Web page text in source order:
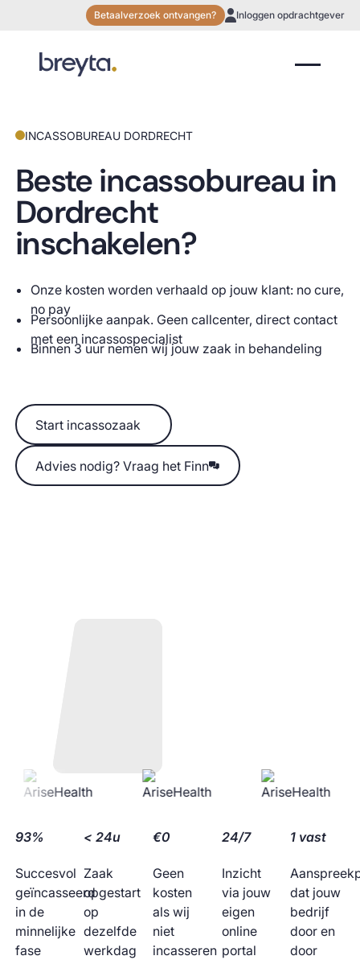
Betaalverzoek ontvangen? Inloggen opdrachtgever
INCASSOBUREAU DORDRECHT
Beste incassobureau in
Dordrecht
inschakelen?
Onze kosten worden verhaald op jouw klant: no cure,
no pay
Persoonlijke aanpak. Geen callcenter, direct contact
met een incassospecialist
Binnen 3 uur nemen wij jouw zaak in behandeling
Start incassozaak
Start incassozaak
Advies nodig? Vraag het Finn
Advies nodig? Vraag het Finn
93%
Succesvol
geïncasseerd
in de
minnelijke
fase
< 24u
Zaak
opgestart
op
dezelfde
werkdag
€0
Geen
kosten
als wij
niet
incasseren
24/7
Inzicht
via jouw
eigen
online
portal
1 vast
dat jouw
bedrijf
door en
door